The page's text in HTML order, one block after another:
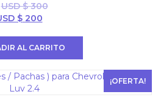
USD $300
300.
$200El
$ 200.
AL CARRITO
¡OFERTA!